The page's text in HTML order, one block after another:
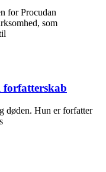
for Procudan
som
forfatterskab
døden. Hun er forfatter